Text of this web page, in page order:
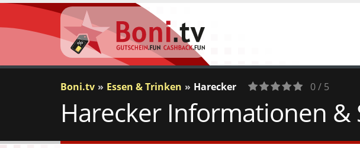
Boni.tv Essen & Trinken Harecker
Votes
0 / 5
Harecker Informationen &